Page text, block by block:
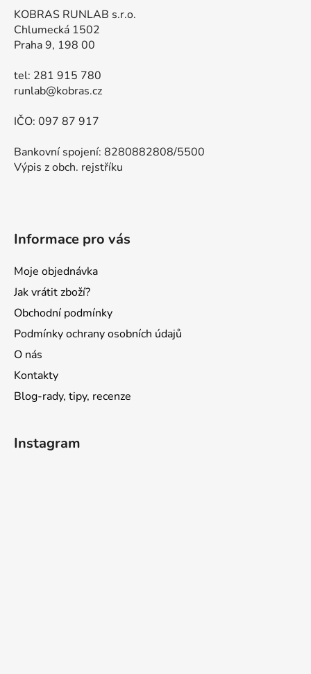
KOBRAS RUNLAB s.r.o.
Chlumecká 1502
Praha 9, 198 00
tel: 281 915 780
runlab@kobras.cz
IČO: 097 87 917
Bankovní spojení: 8280882808/5500
Výpis z obch. rejstříku
Informace pro vás
Moje objednávka
Jak vrátit zboží?
Obchodní podmínky
Podmínky ochrany osobních údajů
O nás
Kontakty
Blog-rady, tipy, recenze
Instagram